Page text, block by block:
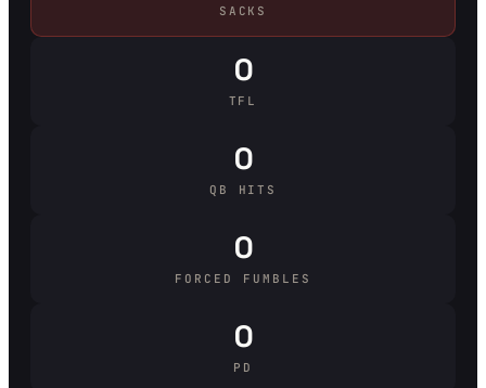
SACKS
0
TFL
0
QB HITS
0
FORCED FUMBLES
0
PD